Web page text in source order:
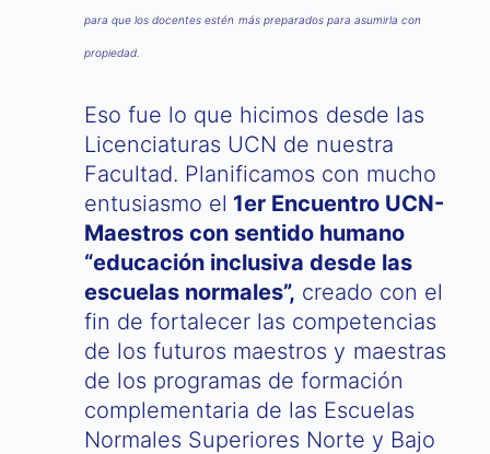
para que los docentes estén más preparados para asumirla con
propiedad.
Eso fue lo que hicimos desde las
Licenciaturas UCN de nuestra
Facultad. Planificamos con mucho
entusiasmo el 1er Encuentro UCN-
Maestros con sentido humano
“educación inclusiva desde las
escuelas normales”, creado con el
fin de fortalecer las competencias
de los futuros maestros y maestras
de los programas de formación
complementaria de las Escuelas
Normales Superiores Norte y Bajo